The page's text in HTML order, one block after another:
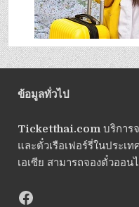
ข้อมูลทั่วไป
Ticketthai.comบริการ
และตั๋วเรือเฟอร์รี่ในประเ
เอเซีย สามารถจองตั๋วออ